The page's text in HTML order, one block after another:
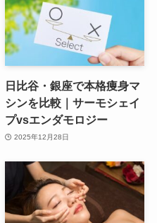
日比谷・銀座で本格痩身マ
シンを比較｜サーモシェイ
プvsエンダモロジー
2025年12月28日